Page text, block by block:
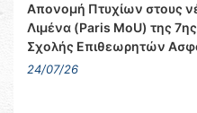
Απονομή Πτυχίων στους
Λιμένα (Paris MoU) της
Σχολής Επιθεωρητών
24/07/26